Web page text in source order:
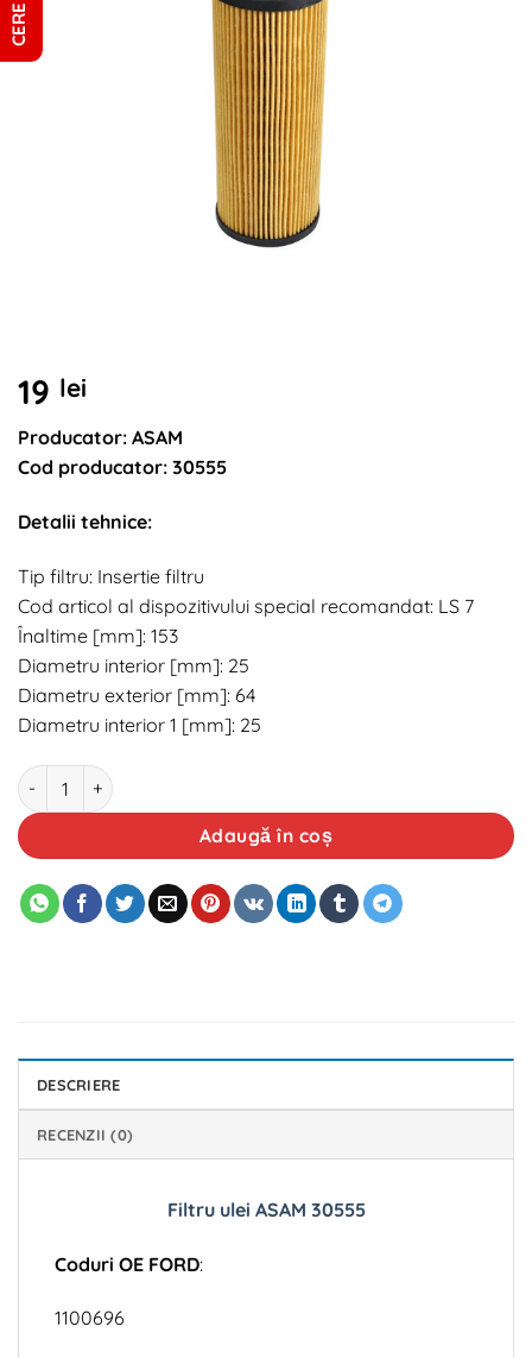
19 lei
Producator: ASAM
Cod producator: 30555
Detalii tehnice:
Tip filtru: Insertie filtru
Cod articol al dispozitivului special recomandat: LS 7
Înaltime [mm]: 153
Diametru interior [mm]: 25
Diametru exterior [mm]: 64
Diametru interior 1 [mm]: 25
Cantitate Filtru ulei ASAM 30555
Adaugă în coș
DESCRIERE
RECENZII (0)
Filtru ulei ASAM 30555
Coduri OE FORD:
1100696